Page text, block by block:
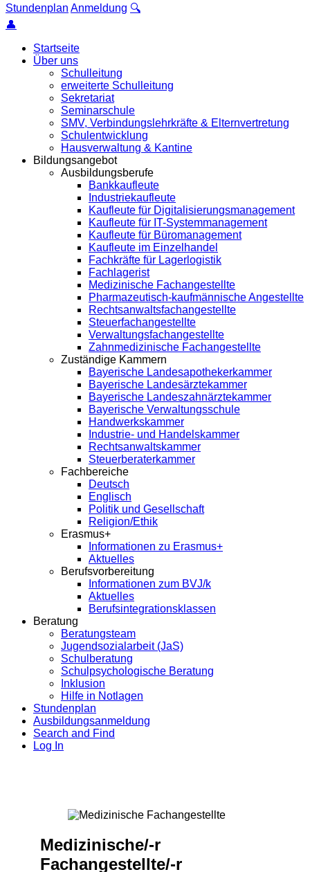
Stundenplan Anmeldung 🔍
👤
Startseite
Über uns
Schulleitung
erweiterte Schulleitung
Sekretariat
Seminarschule
SMV, Verbindungslehrkräfte & Elternvertretung
Schulentwicklung
Hausverwaltung & Kantine
Bildungsangebot
Ausbildungsberufe
Bankkaufleute
Industriekaufleute
Kaufleute für Digitalisierungsmanagement
Kaufleute für IT-Systemmanagement
Kaufleute für Büromanagement
Kaufleute im Einzelhandel
Fachkräfte für Lagerlogistik
Fachlagerist
Medizinische Fachangestellte
Pharmazeutisch-kaufmännische Angestellte
Rechtsanwaltsfachangestellte
Steuerfachangestellte
Verwaltungsfachangestellte
Zahnmedizinische Fachangestellte
Zuständige Kammern
Bayerische Landesapothekerkammer
Bayerische Landesärztekammer
Bayerische Landeszahnärztekammer
Bayerische Verwaltungsschule
Handwerkskammer
Industrie- und Handelskammer
Rechtsanwaltskammer
Steuerberaterkammer
Fachbereiche
Deutsch
Englisch
Politik und Gesellschaft
Religion/Ethik
Erasmus+
Informationen zu Erasmus+
Aktuelles
Berufsvorbereitung
Informationen zum BVJ/k
Aktuelles
Berufsintegrationsklassen
Beratung
Beratungsteam
Jugendsozialarbeit (JaS)
Schulberatung
Schulpsychologische Beratung
Inklusion
Hilfe in Notlagen
Stundenplan
Ausbildungsanmeldung
Search and Find
Log In
Medizinische/-r
Fachangestellte/-r